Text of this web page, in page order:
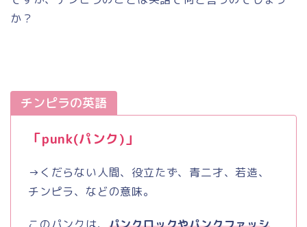
か？
チンピラの英語
「punk(パンク)」
→くだらない人間、役立たず、青二才、若造、
チンピラ、などの意味。